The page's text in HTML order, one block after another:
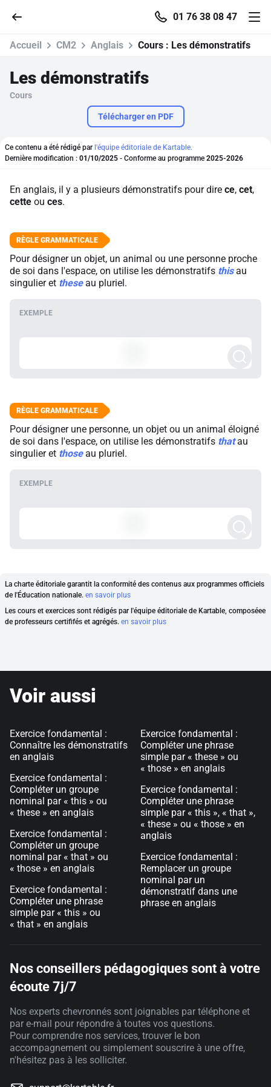
01 76 38 08 47
Accueil
Se connecter
S'inscrire gratuitement
Pour profiter de 10 contenus offerts.
Accueil CM2 Anglais Cours : Les démonstratifs
Les démonstratifs
Cours
Télécharger en PDF
Ce contenu a été rédigé par l'équipe éditoriale de Kartable.
Dernière modification : 01/10/2025 - Conforme au programme 2025-2026
En anglais, il y a plusieurs démonstratifs pour dire ce, cet,
cette ou ces.
Pour désigner un objet, un animal ou une personne proche
de soi dans l'espace, on utilise les démonstratifs thisau
singulier et theseau pluriel.
Pour désigner une personne, un objet ou un animal éloigné
de soi dans l'espace, on utilise les démonstratifs that au
singulier et thoseau pluriel.
La charte éditoriale garantit la conformité des contenus aux programmes officiels
de l'Éducation nationale. en savoir plus
Les cours et exercices sont rédigés par l'équipe éditoriale de Kartable, composéee
de professeurs certififés et agrégés. en savoir plus
Voir aussi
Exercice fondamental :
Connaître les démonstratifs
en anglais
Exercice fondamental :
Compléter un groupe
nominal par « this » ou
« these » en anglais
Exercice fondamental :
Compléter un groupe
nominal par « that » ou
« those » en anglais
Exercice fondamental :
Compléter une phrase
simple par « this » ou
« that » en anglais
Exercice fondamental :
Compléter une phrase
simple par « these » ou
« those » en anglais
Exercice fondamental :
Compléter une phrase
simple par « this », « that »,
« these » ou « those » en
anglais
Exercice fondamental :
Remplacer un groupe
nominal par un
démonstratif dans une
phrase en anglais
Nos conseillers pédagogiques sont à votre
écoute 7j/7
Nos experts chevronnés sont joignables par téléphone et
par e-mail pour répondre à toutes vos questions.
Pour comprendre nos services, trouver le bon
accompagnement ou simplement souscrire à une offre,
n'hésitez pas à les solliciter.